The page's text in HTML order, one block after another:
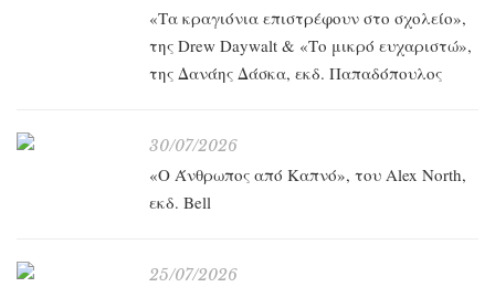
«Τα κραγιόνια επιστρέφουν στο σχολείο»,
της Drew Daywalt & «Το μικρό ευχαριστώ»,
της Δανάης Δάσκα, εκδ. Παπαδόπουλος
30/07/2026
«O Άνθρωπος από Καπνό», του Alex North,
εκδ. Bell
25/07/2026